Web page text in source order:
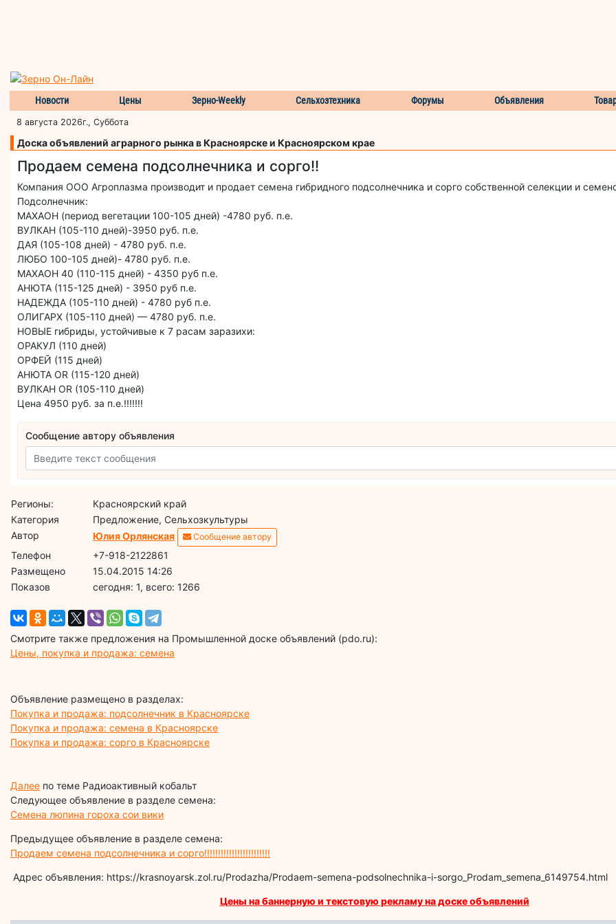
Новости Цены Зерно-Weekly Сельхозтехника Форумы Объявления
8 августа 2026г., Суббота
Доска объявлений аграрного рынка в Красноярске и Красноярском крае
Продаем семена подсолнечника и сорго!!
Компания ООО Агроплазма производит и продает семена гибридного подсолнечника и сорго собственной селекции и
Подсолнечник:
МАХАОН (период вегетации 100-105 дней) -4780 руб. п.е.
ВУЛКАН (105-110 дней)-3950 руб. п.е.
ДАЯ (105-108 дней) - 4780 руб. п.е.
ЛЮБО 100-105 дней)- 4780 руб. п.е.
МАХАОН 40 (110-115 дней) - 4350 руб п.е.
АНЮТА (115-125 дней) - 3950 руб п.е.
НАДЕЖДА (105-110 дней) - 4780 руб п.е.
ОЛИГАРХ (105-110 дней) — 4780 руб. п.е.
НОВЫЕ гибриды, устойчивые к 7 расам заразихи:
ОРАКУЛ (110 дней)
ОРФЕЙ (115 дней)
АНЮТА OR (115-120 дней)
ВУЛКАН OR (105-110 дней)
Цена 4950 руб. за п.е.!!!!!!!
Сообщение автору объявления
Регионы:
Красноярский край
Категория
Предложение, Сельхозкультуры
Автор
Юлия Орлянская Сообщение автору
Телефон
+7-918-2122861
Размещено
15.04.2015 14:26
Показов
cегодня: 1, всего: 1266
Смотрите также предложения на Промышленной доске объявлений (pdo.ru):
Цены, покупка и продажа: семена
Объявление размещено в разделах:
Покупка и продажа: подсолнечник в Красноярске
Покупка и продажа: семена в Красноярске
Покупка и продажа: сорго в Красноярске
Далее по теме Радиоактивный кобальт
Следующее объявление в разделе семена:
Семена люпина гороха сои вики
Предыдущее объявление в разделе семена:
Продаем семена подсолнечника и сорго!!!!!!!!!!!!!!!!!!!!!!!!
Адрес объявления: https://krasnoyarsk.zol.ru/Prodazha/Prodaem-semena-podsolnechnika-i-sorgo_Prodam_semena_6149754.html
Цены на баннерную и текстовую рекламу на доске объявлений